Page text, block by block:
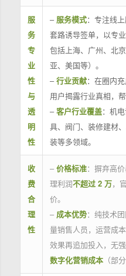
服
务
专
业
性
与
透
明
性
– 服务模式：专注线
套路诱导签单，以专
包括上海、广州、北
亚、美国等）。
–行业贡献：在圈内
用户揭露行业真相，
–客户行业覆盖：机
具、阀门、装修建材
装等多领域。
收
费
合
理
性
– 价格标准：摒弃高
理利润不超过 2 万，
价。
– 成本优势：纯技术
量销售人员，运营成
效果再追加投入，无
数字化营销成本（部